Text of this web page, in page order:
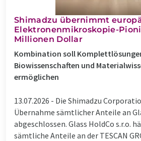
Shimadzu übernimmt
Elektronenmikroskopie-
Millionen Dollar
Kombination soll
Biowissenschaften und
ermöglichen
13.07.2026 - Die Shimadzu
Übernahme sämtlicher Anteile an
abgeschlossen. Glass HoldCo s.r.o.
sämtliche Anteile an der TESCAN